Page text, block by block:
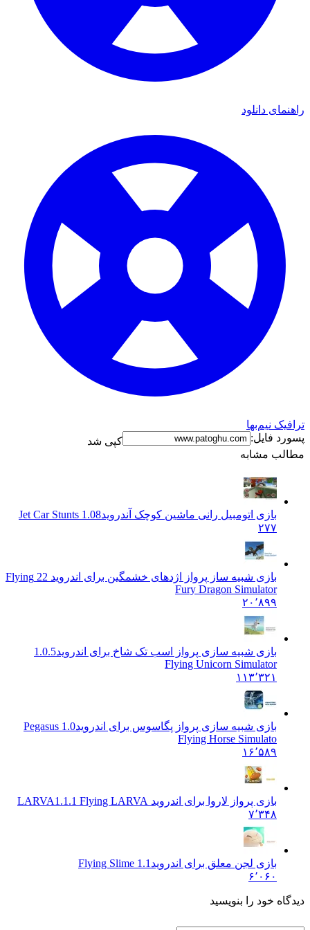
دانلود
نیم‌بها
فایل:
کپی شد
مشابه
بازی اتومبیل رانی ماشین کوچک آندروید Jet Car Stunts 1.08
بازی شبیه ساز پرواز اژدهای خشمگین برای اندروید 2
2 Flying
Fury Dragon Simulator
۲۰٬۸۹۹
بازی شبیه سازی پرواز اسب تک شاخ برای اندروید 1.0.5
Flying Unicorn Simulator
۱۱۳٬۳۲۱
بازی شبیه سازی پرواز پگاسوس برای اندروید
1.0 Pegasus
Flying Horse Simulato
۱۶٬۵۸۹
بازی پرواز لاروا برای اندروید LARVA 1.1.1 Flying LARVA
بازی لجن معلق برای اندروید Flying Slime 1.1
خود را بنویسید